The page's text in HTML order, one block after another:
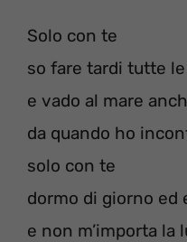
Solo con te
so fare tardi tutte
e vado al mare
da quando ho
solo con te
dormo di giorno ed
e non m’importa la